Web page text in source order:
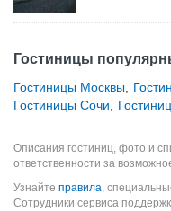
Гостиницы
Гостиницы Москвы
Гостиницы Сочи
Описания гостиниц, фото и
ответственности за
Узнайте правила,
Сотрудники сервиса